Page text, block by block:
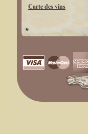
Carte des vins